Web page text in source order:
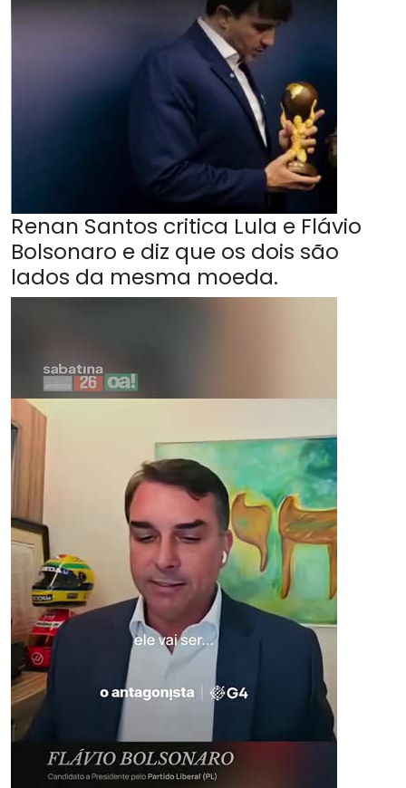
Renan Santos critica Lula e Flávio
Bolsonaro e diz que os dois são
lados da mesma moeda.